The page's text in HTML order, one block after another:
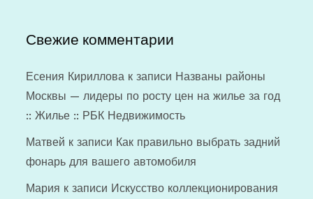
Свежие комментарии
Есения Кириллова к записи Названы районы
Москвы — лидеры по росту цен на жилье за год
:: Жилье :: РБК Недвижимость
Матвей к записи Как правильно выбрать задний
фонарь для вашего автомобиля
Мария к записи Искусство коллекционирования